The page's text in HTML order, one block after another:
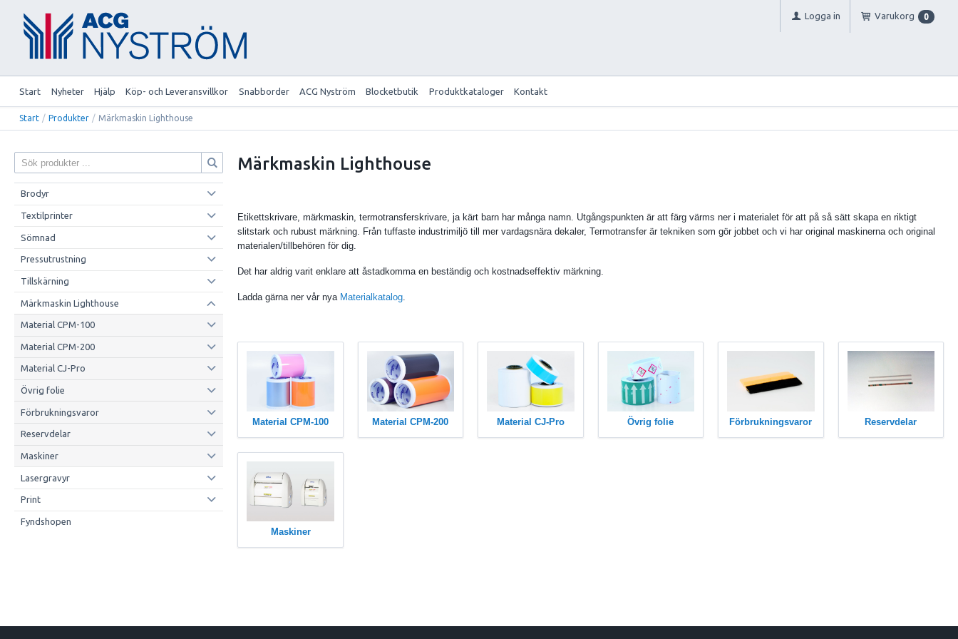
Logga in Varukorg 0
Start Nyheter Hjälp Köp- och Leveransvillkor Snabborder ACG Nyström Blocketbutik Produktkataloger Kontakt
Start / Produkter / Märkmaskin Lighthouse
Brodyr
Textilprinter
Sömnad
Pressutrustning
Tillskärning
Märkmaskin Lighthouse
Material CPM-100
Material CPM-200
Material CJ-Pro
Övrig folie
Förbrukningsvaror
Reservdelar
Maskiner
Lasergravyr
Print
Fyndshopen
Märkmaskin Lighthouse
Etikettskrivare, märkmaskin, termotransferskrivare, ja kärt barn har många namn. Utgångspunkten är att färg värms ner i materialet för att på så sätt skapa en riktigt
slitstark och rubust märkning. Från tuffaste industrimiljö till mer vardagsnära dekaler, Termotransfer är tekniken som gör jobbet och vi har original maskinerna och original
materialen/tillbehören för dig.
Det har aldrig varit enklare att åstadkomma en beständig och kostnadseffektiv märkning.
Ladda gärna ner vår nya Materialkatalog.
Material CPM-100 Material CPM-200 Material CJ-Pro Övrig folie Förbrukningsvaror Reservdelar
Maskiner